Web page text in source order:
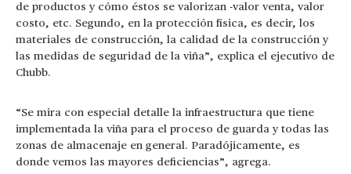
de productos y cómo éstos se valorizan -valor venta, valor
costo, etc. Segundo, en la protección física, es decir, los
materiales de construcción, la calidad de la construcción y
las medidas de seguridad de la viña”, explica el ejecutivo de
Chubb.
“Se mira con especial detalle la infraestructura que tiene
implementada la viña para el proceso de guarda y todas las
zonas de almacenaje en general. Paradójicamente, es
donde vemos las mayores deficiencias”, agrega.